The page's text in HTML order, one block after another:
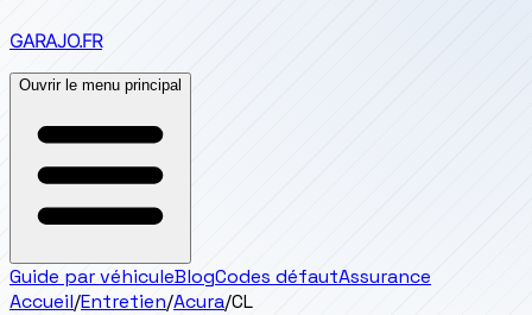
GARAJO.FR
Ouvrir le menu principal
Guide par véhiculeBlogCodes défautAssurance
Accueil/Entretien/Acura/CL